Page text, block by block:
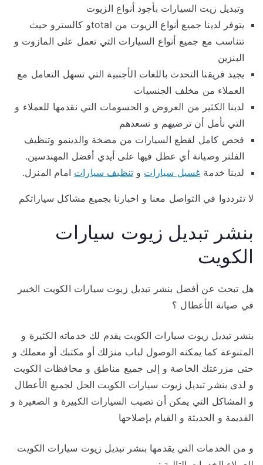
وتبديل زيت السيارات بأجود أنواع الزيوت
يتوفر لدينا جميع أنواع الزيوت من totalو كالسترو حيث
تتناسب مع جميع أنواع السيارات التي تعمل على المازوت و
البنزين
يجيد فريقنا التحدث باللغات الأجنبية التي تسهل التعامل مع
العملاء من مخلف الجنسيات
لدينا الكثير من العروض و الحسومات التي نقدمها للعملاء و
التي نأمل أن ترضيهم و تسعدهم
فحص كامل لقطع السيارات من مضخة والدينمو وتنظيف
الفلتر وصيانة أي عطل فيها على أيدي أفضل المهندسين.
لدينا خدمة غسيل سيارات وتنظيف سيارات امام المنزل.
لا تترددوا في التواصل معنا و اخبارنا بجميع مشاكل سياراتكم
بنشر تبديل زيوت سيارات
الكويت
هل تبحث عن أفضل بنشر تبديل زيوت سيارات الكويت الخبير
في صيانة الأعطال ؟
بنشر تبديل زيوت سيارات الكويت يقدم لك خدماته الكثيرة و
المتنوعة كما يمكنه الوصول لباب منزلك أو مكتبك أو معملك و
حتى مزرعتك الخاصة و إلى جميع مناطق و محافظات الكويت
و لدى بنشر تبديل زيوت سيارات الكويت الحل لجميع الأعطال
و المشاكل التي يمكن أن تصيب السيارات الكبيرة و الصغيرة و
القديمة و الحديثة و القيام بإصلاحها
و من الخدمات التي يقدمها بنشر تبديل زيوت سيارات الكويت